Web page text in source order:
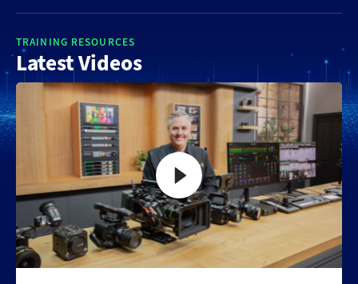
Korea
Mexico
Malaysia
Netherlands
New Zealand
Norway
Poland
TRAINING RESOURCES
Latest Videos